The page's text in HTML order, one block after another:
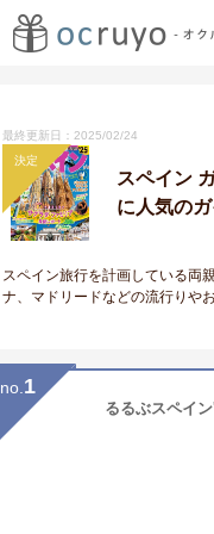
最終更新日：2025/02/24
決定
スペイン
に人気の
スペイン旅行を計画している両
ナ、マドリードなどの流行りや
no. 1
るるぶスペイ